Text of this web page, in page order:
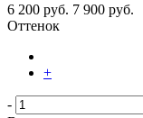
6 200 руб. 7 900 руб.
Оттенок
+
-